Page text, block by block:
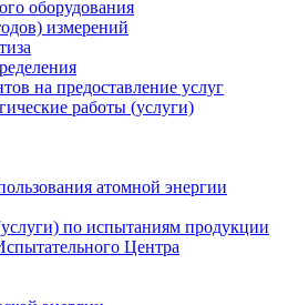
оборудования
измерений
на предоставление услуг
работы (услуги)
атомной энергии
по испытаниям продукции
Центра